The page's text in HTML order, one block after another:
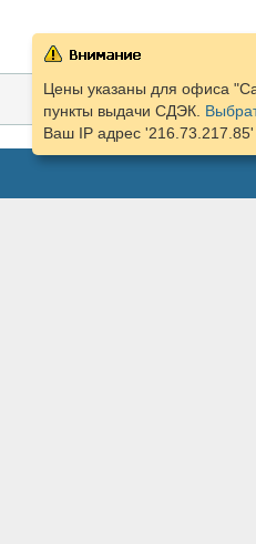
Цены указаны для офиса
пункты выдачи СДЭК.
Ваш IP адрес '216.73.217.85'